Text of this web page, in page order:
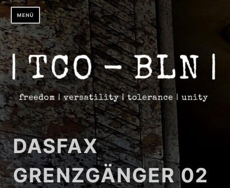
Zum
Inhalt
springen
MENÜ
DASFAX
GRENZGÄNGER 02